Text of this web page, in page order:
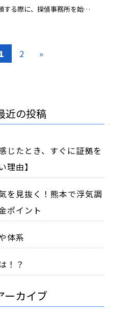
する際に、探偵事務所を始…
1 2 »
近の投稿
じたとき、すぐに証拠を
理由】
を見抜く！熊本で浮気調
ポイント
体系
！？
ーカイブ